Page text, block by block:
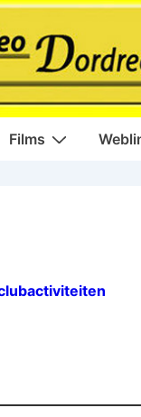
Films
clubactiviteiten